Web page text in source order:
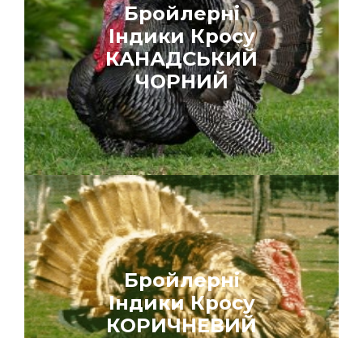
Бройлерні
Індики Кросу
КАНАДСЬКИЙ
ЧОРНИЙ
Бройлерні
Індики Кросу
КОРИЧНЕВИЙ